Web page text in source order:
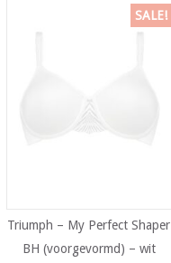
SALE!
Triumph – My Perfect Shaper
BH (voorgevormd) – wit